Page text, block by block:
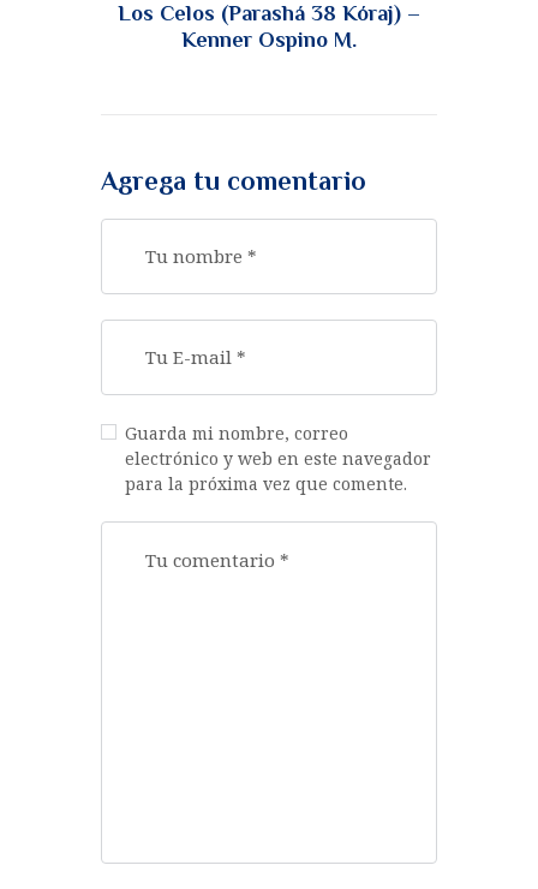
Los Celos (Parashá 38 Kóraj) –
Kenner Ospino M.
Agrega tu comentario
Guarda mi nombre, correo
electrónico y web en este navegador
para la próxima vez que comente.